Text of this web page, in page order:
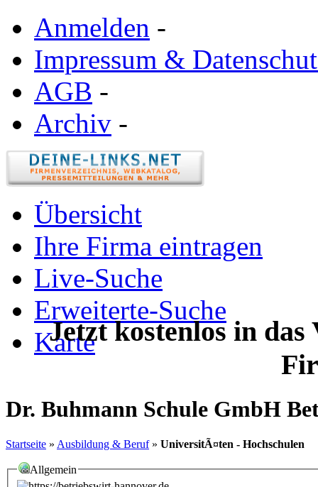
Anmelden -
Impressum &
AGB -
Archiv -
Übersicht
Ihre Firma eintragen
Live-Suche
Erweiterte-Suche
Karte
Jetzt kostenlos in
Dr. Buhmann Schule GmbH
Startseite » Ausbildung & Beruf» UniversitÃ¤ten - Hochschulen
Allgemein